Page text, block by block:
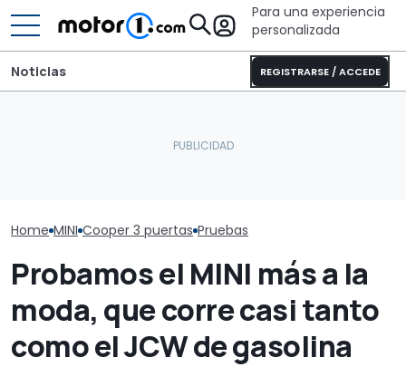
Para una experiencia
personalizada
REGISTRARSE / ACCEDE
Noticias
Home MINI Cooper 3 puertas Pruebas
Probamos el MINI más a la
moda, que corre casi tanto
como el JCW de gasolina